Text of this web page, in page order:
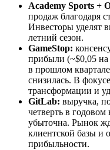
Academy Sports +
продаж благодаря
Инвесторы уделят
летний сезон.
GameStop:
прибыли (~$0,05
в прошлом
снизилась. В
трансформации и
GitLab: выручка,
четверть в
убыточна. Рынок
клиентской базы и
прибыльности.